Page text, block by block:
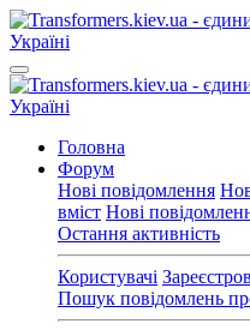
Головна
Форум
Нові повідомлення
вміст Нові
Остання активність
Користувачі
Пошук повідомлень